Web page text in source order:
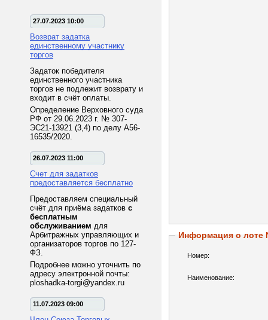
27.07.2023 10:00
Возврат задатка
единственному участнику
торгов
Задаток победителя
единственного участника
торгов не подлежит возврату и
входит в счёт оплаты.
Определение Верховного суда
РФ от 29.06.2023 г. № 307-
ЭС21-13921 (3,4) по делу А56-
16535/2020.
26.07.2023 11:00
Счет для задатков
предоставляется бесплатно
Предоставляем специальный
счёт для приёма задатков с
бесплатным
обслуживанием для
Арбитражных управляющих и
организаторов торгов по 127-
ФЗ.
Подробнее можно уточнить по
адресу электронной почты:
ploshadka-torgi@yandex.ru
11.07.2023 09:00
Информация о лоте
Номер:
Наименование: